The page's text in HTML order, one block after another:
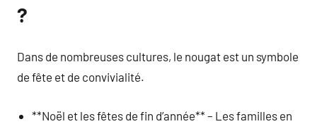
?
Dans de nombreuses cultures, le nougat est un symbole
de fête et de convivialité.
**Noël et les fêtes de fin d’année** – Les familles en